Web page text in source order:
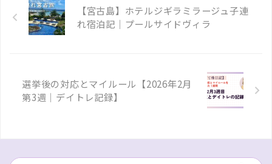
【宮古島】ホテルジギラミラージュ子連
れ宿泊記｜プールサイドヴィラ
選挙後の対応とマイルール【2026年2月
第3週｜デイトレ記録】